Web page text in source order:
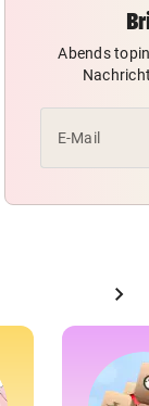
Abends
E-Mail
chevron_right